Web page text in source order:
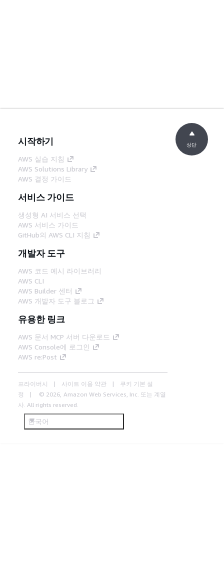
시작하기
AWS 실습 지침
AWS Solutions Library
AWS 결정 가이드
서비스 가이드
생성형 AI 서비스 선택
AWS 서비스 가이드
GitHub의 AWS CLI 지침
개발자 도구
AWS 코드 예시 라이브러리
AWS CLI
AWS Builder 센터
AWS 개발자 도구 블로그
유용한 링크
AWS 문서 MCP 서버 다운로드
AWS Console에 로그인
AWS re:Post
프라이버시 사이트 이용 약관
쿠키 기본 설
정
© 2026, Amazon Web Services, Inc. 또는 계열
사. All rights reserved.
한국어
상단